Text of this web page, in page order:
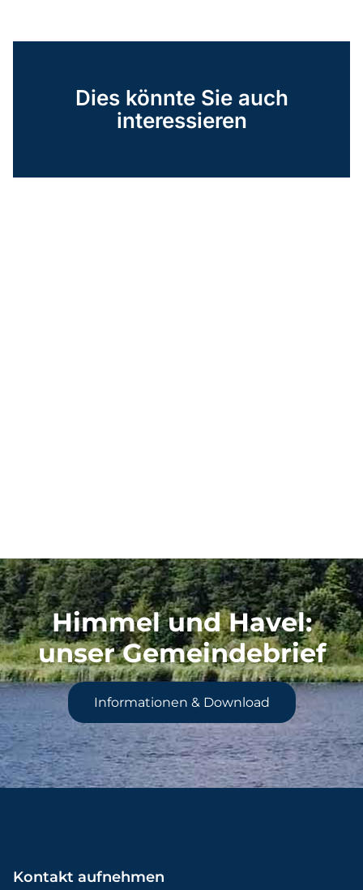
Dies könnte Sie auch
interessieren
Himmel und Havel:
unser Gemeindebrief
Informationen & Download
Kontakt aufnehmen